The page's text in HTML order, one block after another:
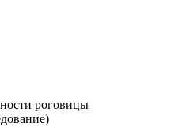
роговицы